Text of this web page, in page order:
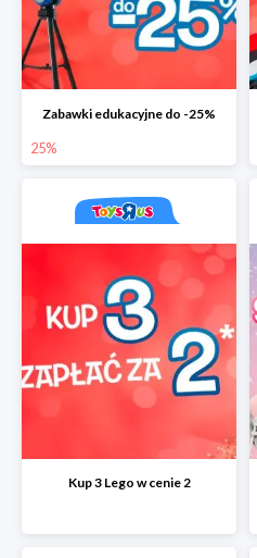
Zabawki edukacyjne do -25%
25%
Kup 3 Lego w cenie 2